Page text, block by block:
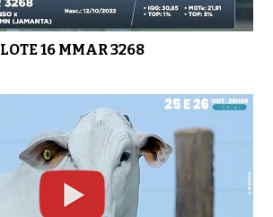
LOTE 16 MMAR 3268